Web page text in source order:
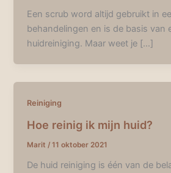
Een scrub word altijd gebruikt in
behandelingen en is de basis van
huidreiniging. Maar weet je […]
Reiniging
Hoe reinig ik mijn huid?
Marit /11 oktober 2021
De huid reiniging is één van de